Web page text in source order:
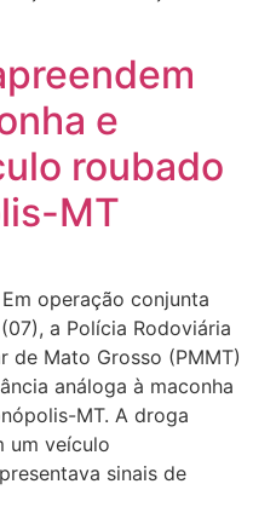
e
roubado
MT
operação conjunta
a Polícia Rodoviária
de Mato Grosso (PMMT)
análoga à maconha
MT. A droga
um veículo
sinais de